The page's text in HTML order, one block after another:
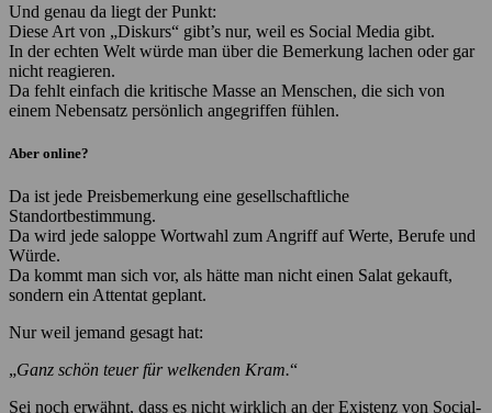
Und genau da liegt der Punkt:
Diese Art von „Diskurs“ gibt’s nur, weil es Social Media gibt.
In der echten Welt würde man über die Bemerkung lachen oder gar
nicht reagieren.
Da fehlt einfach die kritische Masse an Menschen, die sich von
einem Nebensatz persönlich angegriffen fühlen.
Aber online?
Da ist jede Preisbemerkung eine gesellschaftliche
Standortbestimmung.
Da wird jede saloppe Wortwahl zum Angriff auf Werte, Berufe und
Würde.
Da kommt man sich vor, als hätte man nicht einen Salat gekauft,
sondern ein Attentat geplant.
Nur weil jemand gesagt hat:
„Ganz schön teuer für welkenden Kram.“
Sei noch erwähnt, dass es nicht wirklich an der Existenz von Social-